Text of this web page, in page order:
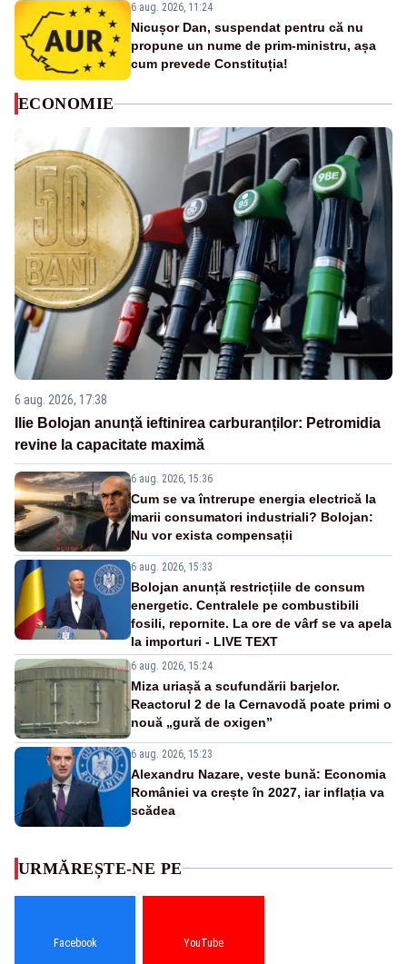
6 aug. 2026, 11:24
Nicușor Dan, suspendat pentru că nu
propune un nume de prim-ministru, așa
cum prevede Constituția!
ECONOMIE
6 aug. 2026, 17:38
Ilie Bolojan anunță ieftinirea carburanților: Petromidia
revine la capacitate maximă
6 aug. 2026, 15:36
Cum se va întrerupe energia electrică la
marii consumatori industriali? Bolojan:
Nu vor exista compensații
6 aug. 2026, 15:33
Bolojan anunță restricțiile de consum
energetic. Centralele pe combustibili
fosili, repornite. La ore de vârf se va apela
la importuri - LIVE TEXT
6 aug. 2026, 15:24
Miza uriașă a scufundării barjelor.
Reactorul 2 de la Cernavodă poate primi o
nouă „gură de oxigen”
6 aug. 2026, 15:23
Alexandru Nazare, veste bună: Economia
României va crește în 2027, iar inflația va
scădea
URMĂREȘTE-NE PE
Facebook YouTube